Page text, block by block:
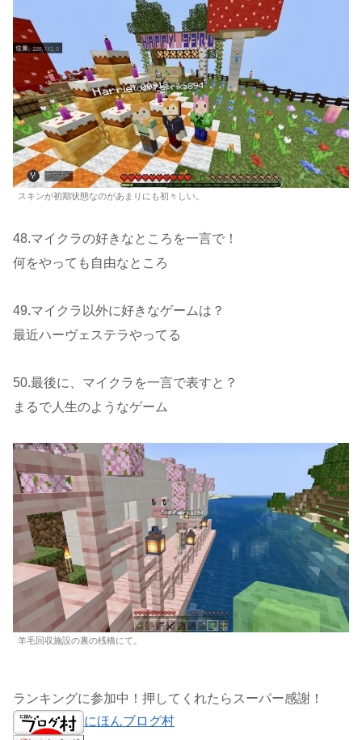
スキンが初期状態なのがあまりにも初々しい。
48.マイクラの好きなところを一言で！
何をやっても自由なところ
49.マイクラ以外に好きなゲームは？
最近ハーヴェステラやってる
50.最後に、マイクラを一言で表すと？
まるで人生のようなゲーム
羊毛回収施設の裏の桟橋にて。
ランキングに参加中！押してくれたらスーパー感謝！
にほんブログ村